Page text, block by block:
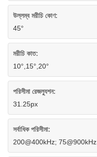
উল্লম্ব মরীচি কোণ:
45°
মরীচি কাত:
10°,15°,20°
পরিসীমা রেজল্যুশন:
31.25px
সর্বাধিক পরিসীমা:
200@400kHz; 75@900kHz